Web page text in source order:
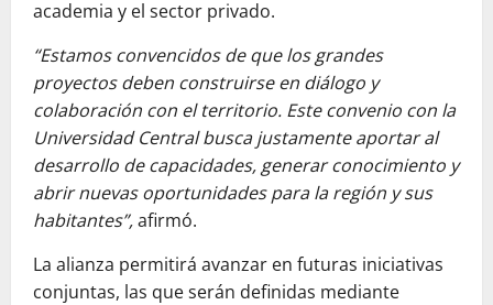
academia y el sector privado.
“Estamos convencidos de que los grandes
proyectos deben construirse en diálogo y
colaboración con el territorio. Este convenio con la
Universidad Central busca justamente aportar al
desarrollo de capacidades, generar conocimiento y
abrir nuevas oportunidades para la región y sus
habitantes”,afirmó.
La alianza permitirá avanzar en futuras iniciativas
conjuntas, las que serán definidas mediante